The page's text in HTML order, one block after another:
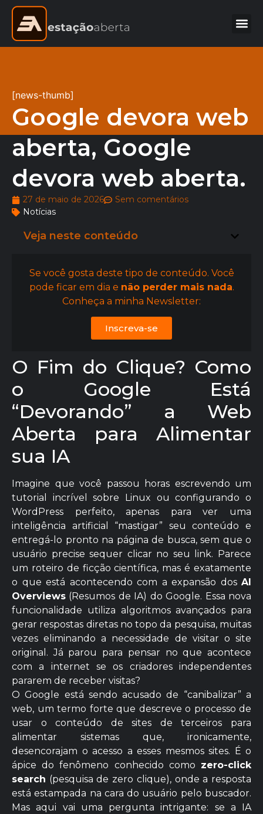
[news-thumb]
Google devora web
aberta, Google
devora web aberta.
27 de maio de 2026
Sem comentários
Notícias
Veja neste conteúdo
Se você gosta deste tipo de conteúdo. Você
pode ficar em dia e não perder mais nada.
Conheça a minha Newsletter:
Inscreva-se
O Fim do Clique? Como
o Google Está
“Devorando” a Web
Aberta para Alimentar
sua IA
Imagine que você passou horas escrevendo um
tutorial incrível sobre Linux ou configurando o
WordPress perfeito, apenas para ver uma
inteligência artificial “mastigar” seu conteúdo e
entregá-lo pronto na página de busca, sem que o
usuário precise sequer clicar no seu link. Parece
um roteiro de ficção científica, mas é exatamente
o que está acontecendo com a expansão dos AI
Overviews (Resumos de IA) do Google. Essa nova
funcionalidade utiliza algoritmos avançados para
gerar respostas diretas no topo da pesquisa, muitas
vezes eliminando a necessidade de visitar o site
original. Já parou para pensar no que acontece
com a internet se os criadores independentes
pararem de receber visitas?
O Google está sendo acusado de “canibalizar” a
web, um termo forte que descreve o processo de
usar o conteúdo de sites de terceiros para
alimentar sistemas que, ironicamente,
desencorajam o acesso a esses mesmos sites. É o
ápice do fenômeno conhecido como zero-click
search (pesquisa de zero clique), onde a resposta
está estampada na cara do usuário pelo buscador.
Mas aqui vai uma pergunta intrigante: se a IA